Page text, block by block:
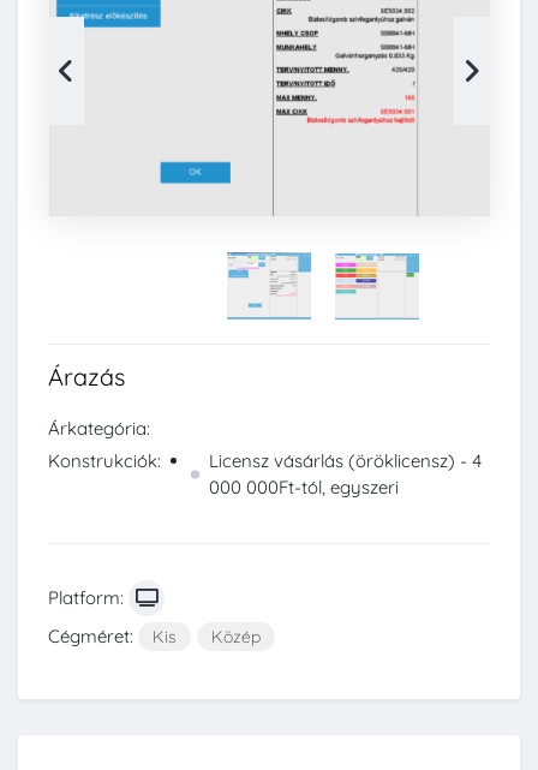
Árazás
Árkategória:
Konstrukciók:
Licensz vásárlás (öröklicensz) - 4
000 000Ft-tól, egyszeri
Platform:
Cégméret:
Kis Közép